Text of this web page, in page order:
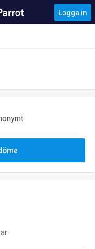
Logga in